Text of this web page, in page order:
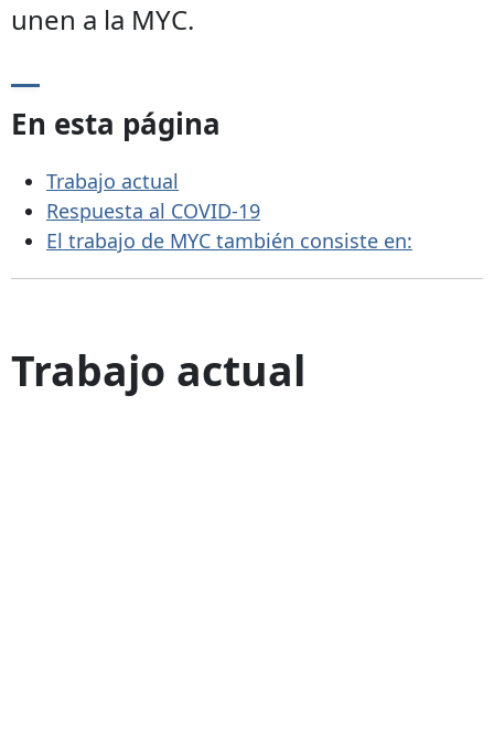
unen a la MYC.
En esta página
Trabajo actual
Respuesta al COVID-19
El trabajo de MYC también consiste en:
Trabajo actual